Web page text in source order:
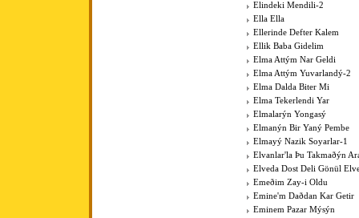
Elindeki Mendili-2
Ella Ella
Ellerinde Defter Kalem
Ellik Baba Gidelim
Elma Attým Nar Geldi
Elma Attým Yuvarlandý-2
Elma Dalda Biter Mi
Elma Tekerlendi Yar
Elmalarýn Yongasý
Elmanýn Bir Yaný Pembe
Elmayý Nazik Soyarlar-1
Elvanlar'la Þu Takmaðýn
Elveda Dost Deli Gönül
Emeðim Zay-i Oldu
Emine'm Daðdan Kar Getir
Eminem Pazar Mýsýn